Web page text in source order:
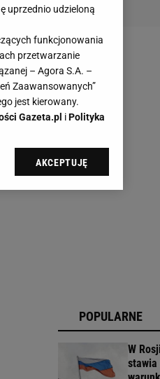
POPULARNE
W
stawia
uprzednio udzieloną
funkcjonowania
przetwarzanie
– Agora S.A. –
Zaawansowanych”
jest kierowany.
Gazeta.pl iPolityka
sp. z o.o., jej
swoje preferencje
AKCEPTUJĘ